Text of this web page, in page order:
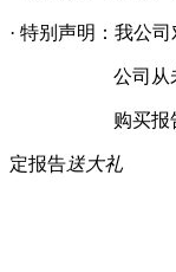
· 特别声明：我公
公司从未通过
购买报告请
定报告送大礼